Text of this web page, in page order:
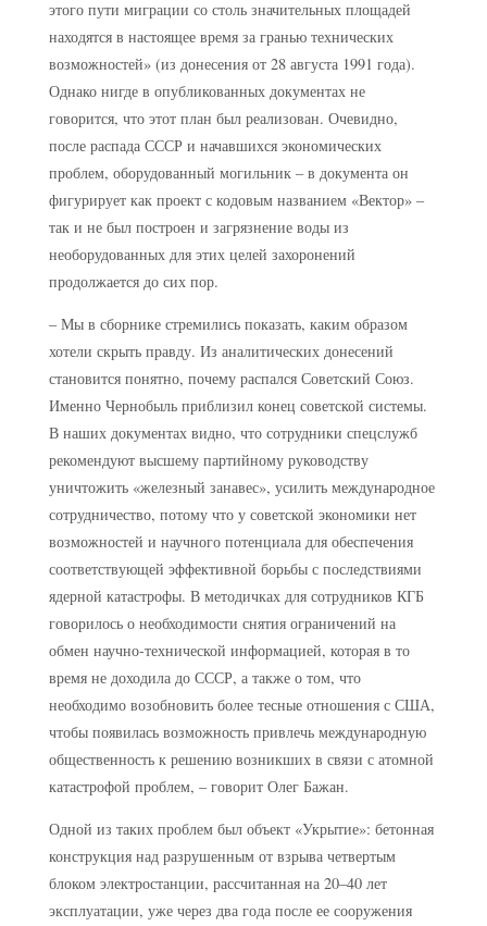
этого пути миграции со столь значительных площадей
находятся в настоящее время за гранью технических
возможностей» (из донесения от 28 августа 1991 года).
Однако нигде в опубликованных документах не
говорится, что этот план был реализован. Очевидно,
после распада СССР и начавшихся экономических
проблем, оборудованный могильник – в документа он
фигурирует как проект с кодовым названием «Вектор» –
так и не был построен и загрязнение воды из
необорудованных для этих целей захоронений
продолжается до сих пор.
– Мы в сборнике стремились показать, каким образом
хотели скрыть правду. Из аналитических донесений
становится понятно, почему распался Советский Союз.
Именно Чернобыль приблизил конец советской системы.
В наших документах видно, что сотрудники спецслужб
рекомендуют высшему партийному руководству
уничтожить «железный занавес», усилить международное
сотрудничество, потому что у советской экономики нет
возможностей и научного потенциала для обеспечения
соответствующей эффективной борьбы с последствиями
ядерной катастрофы. В методичках для сотрудников КГБ
говорилось о необходимости снятия ограничений на
обмен научно-технической информацией, которая в то
время не доходила до СССР, а также о том, что
необходимо возобновить более тесные отношения с США,
чтобы появилась возможность привлечь международную
общественность к решению возникших в связи с атомной
катастрофой проблем, – говорит Олег Бажан.
Одной из таких проблем был объект «Укрытие»: бетонная
конструкция над разрушенным от взрыва четвертым
блоком электростанции, рассчитанная на 20–40 лет
эксплуатации, уже через два года после ее сооружения